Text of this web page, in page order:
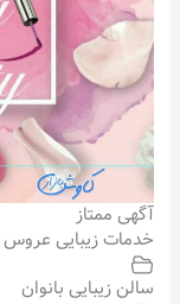
آگهی ممتاز
خدمات زیبایی عروس
سالن زیبایی بانوان